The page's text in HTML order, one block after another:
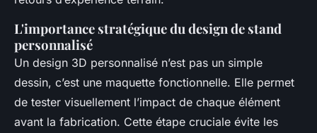
L'importance stratégique du design de stand
personnalisé
Un design 3D personnalisé n’est pas un simple
dessin, c’est une maquette fonctionnelle. Elle permet
de tester visuellement l’impact de chaque élément
avant la fabrication. Cette étape cruciale évite les